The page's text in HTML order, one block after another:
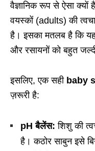
वैज्ञानिक रूप से ऐसा
वयस्कों (adults) की
है। इसका मतलब है कि यह
और रसायनों को बहुत
इसलिए, एक सही baby
ज़रूरी है:
pH बैलेंस: शिशु की
है। कठोर साबुन इसे